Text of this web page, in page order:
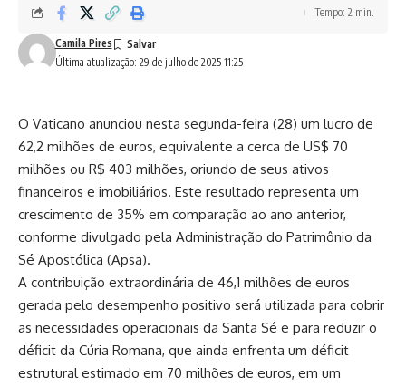
Última atualização: 29 de julho de 2025 11:25
Camila Pires
Tempo: 2 min.
O Vaticano anunciou nesta segunda-feira (28) um lucro de
62,2 milhões de euros, equivalente a cerca de US$ 70
milhões ou R$ 403 milhões, oriundo de seus ativos
financeiros e imobiliários. Este resultado representa um
crescimento de 35% em comparação ao ano anterior,
conforme divulgado pela Administração do Patrimônio da
Sé Apostólica (Apsa).
A contribuição extraordinária de 46,1 milhões de euros
gerada pelo desempenho positivo será utilizada para cobrir
as necessidades operacionais da Santa Sé e para reduzir o
déficit da Cúria Romana, que ainda enfrenta um déficit
estrutural estimado em 70 milhões de euros, em um